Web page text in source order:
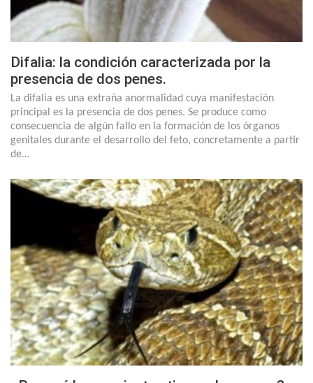
Difalia: la condición caracterizada por la
presencia de dos penes.
La difalia es una extraña anormalidad cuya manifestación
principal es la presencia de dos penes. Se produce como
consecuencia de algún fallo en la formación de los órganos
genitales durante el desarrollo del feto, concretamente a partir
de…